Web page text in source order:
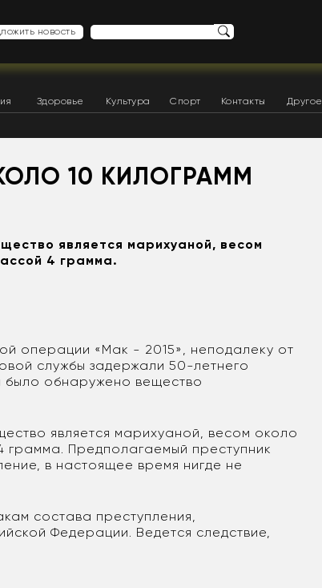
новость
Здоровье Культура Спорт Контакты Другое
10 КИЛОГРАММ
является марихуаной, весом
4 грамма.
операции «Мак - 2015», неподалеку от
службы задержали 50-летнего
было обнаружено вещество
является марихуаной, весом около
Предполагаемый преступник
в настоящее время нигде не
состава преступления,
Федерации. Ведется следствие,